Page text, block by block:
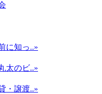
に知っ..»
太のビ..»
・譲渡..»